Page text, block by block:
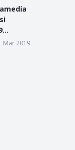
Mar 2019